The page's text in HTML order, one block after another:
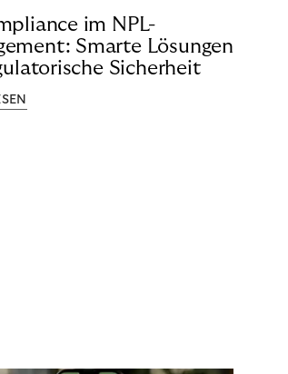
im NPL-
Smarte Lösungen
Sicherheit